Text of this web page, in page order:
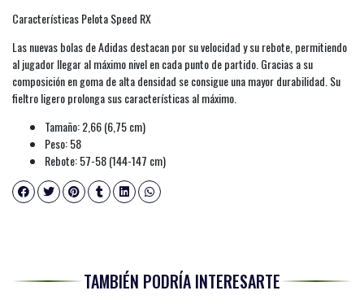
Características Pelota Speed RX
Las nuevas bolas de Adidas destacan por su velocidad y su rebote, permitiendo
al jugador llegar al máximo nivel en cada punto de partido. Gracias a su
composición en goma de alta densidad se consigue una mayor durabilidad. Su
fieltro ligero prolonga sus características al máximo.
Tamaño: 2,66 (6,75 cm)
Peso: 58
Rebote: 57-58 (144-147 cm)
TAMBIÉN PODRÍA INTERESARTE